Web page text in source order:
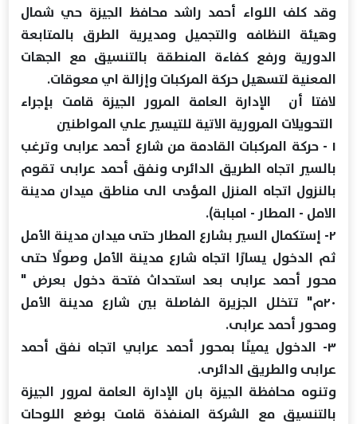
وقد كلف اللواء أحمد راشد محافظ الجيزة حي شمال
وهيئة النظافه والتجميل ومديرية الطرق بالمتابعة
الدورية ورفع كفاءة المنطقة بالتنسيق مع الجهات
المعنية لتسهيل حركة المركبات وإزالة اي معوقات.
لافتا أن الإدارة العامة المرور الجيزة قامت بإجراء
التحويلات المرورية الاتية للتيسير علي المواطنين
١ - حركة المركبات القادمة من شارع أحمد عرابى وترغب
بالسير اتجاه الطريق الدائرى ونفق أحمد عرابى تقوم
بالنزول اتجاه المنزل المؤدى الى مناطق ميدان مدينة
الامل - المطار - امبابة).
٢- إستكمال السير بشارع المطار حتى ميدان مدينة الأمل
ثم الدخول يسارًا اتجاه شارع مدينة الأمل وصولًا حتى
محور أحمد عرابى بعد استحداث فتحة دخول بعرض "
٢٠م" تتخلل الجزيرة الفاصلة بين شارع مدينة الأمل
ومحور أحمد عرابى.
٣- الدخول يمينًا بمحور أحمد عرابي اتجاه نفق أحمد
عرابى والطريق الدائرى.
وتنوه محافظة الجيزة بان الإدارة العامة لمرور الجيزة
بالتنسيق مع الشركة المنفذة قامت بوضع اللوحات